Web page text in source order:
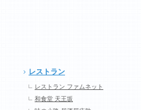
レストラン
レストラン ファムネット
和食堂 天王坂